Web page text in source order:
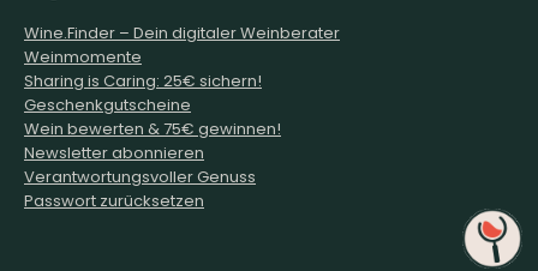
Wine.Finder – Dein digitaler Weinberater
Weinmomente
Sharing is Caring: 25€ sichern!
Geschenkgutscheine
Wein bewerten & 75€ gewinnen!
Newsletter abonnieren
Verantwortungsvoller Genuss
Passwort zurücksetzen